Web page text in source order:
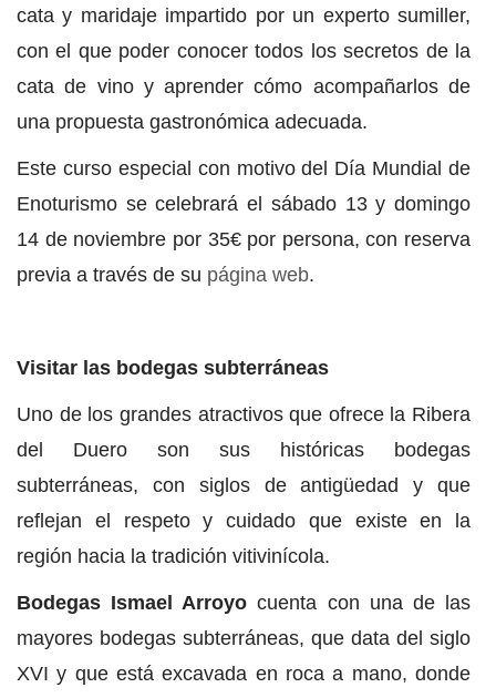
cata y maridaje impartido por un experto sumiller,
con el que poder conocer todos los secretos de la
cata de vino y aprender cómo acompañarlos de
una propuesta gastronómica adecuada.
Este curso especial con motivo del Día Mundial de
Enoturismo se celebrará el sábado 13 y domingo
14 de noviembre por 35€ por persona, con reserva
previa a través de su página web.
Visitar las bodegas subterráneas
Uno de los grandes atractivos que ofrece la Ribera
del Duero son sus históricas bodegas
subterráneas, con siglos de antigüedad y que
reflejan el respeto y cuidado que existe en la
región hacia la tradición vitivinícola.
Bodegas Ismael Arroyo cuenta con una de las
mayores bodegas subterráneas, que data del siglo
XVI y que está excavada en roca a mano, donde